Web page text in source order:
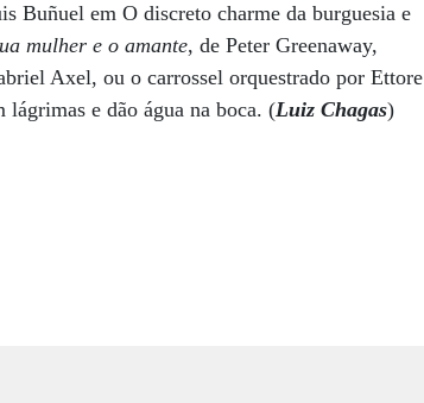
Buñuel em O discreto charme da burguesia e
mulher e o amante, de Peter Greenaway,
Axel, ou o carrossel orquestrado por Ettore
lágrimas e dão água na boca. (Luiz Chagas)